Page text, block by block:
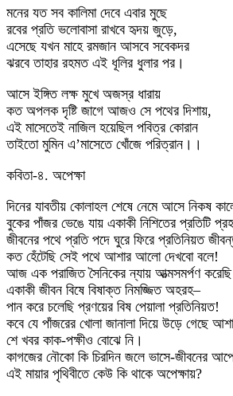
মনের যত সব কালিমা দেবে এবার মুছে
রবের প্রতি ভলোবাসা রাখবে হৃদয় জুড়ে,
এসেছে যখন মাহে রমজান আসবে সবেকদর
ঝরবে তাহার রহমত এই ধূলির ধুলার পর।
আসে ইঙ্গিত লক্ষ মুখে অজস্র ধারায়
কত অপলক দৃষ্টি জাগে আজও সে পথের দিশায়,
এই মাসেতেই নাজিল হয়েছিল পবিত্র কোরান
তাইতো মুমিন এ’মাসেতে খোঁজে পরিত্রান।।
কবিতা-৪. অপেক্ষা
দিনের যাবতীয় কোলাহল শেষে নেমে আসে নিকষ
বুকের পাঁজর ভেঙে যায় একাকী নিশিতের প্রতিটি
জীবনের পথে প্রতি পদে ঘুরে ফিরে প্রতিনিয়ত
কত হেঁটেছি সেই পথে আশার আলো দেখবো বলে!
আজ এক পরাজিত সৈনিকের ন্যায় আত্মসমর্পণ
একাকী জীবন বিষে বিষাক্ত নিমজ্জিত অহরহ–
পান করে চলেছি প্রণয়ের বিষ পেয়ালা প্রতিনিয়ত!
কবে যে পাঁজরের খোলা জানালা দিয়ে উড়ে গেছে
শে খবর কাক-পক্ষীও বোঝে নি।
কাগজের নৌকো কি চিরদিন জলে ভাসে-জীবনের
এই মায়ার পৃথিবীতে কেউ কি থাকে অপেক্ষায়?